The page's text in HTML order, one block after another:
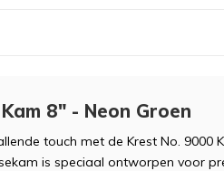
8" - Neon Groen
touch met de Krest No. 9000
is speciaal ontworpen voor